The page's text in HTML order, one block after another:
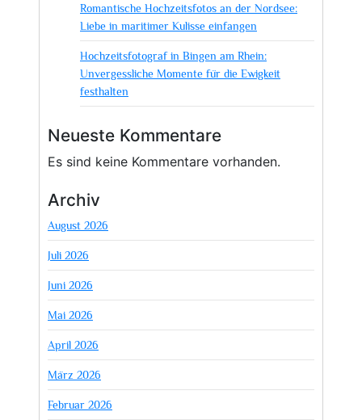
Romantische Hochzeitsfotos an der Nordsee:
Liebe in maritimer Kulisse einfangen
Hochzeitsfotograf in Bingen am Rhein:
Unvergessliche Momente für die Ewigkeit
festhalten
Neueste Kommentare
Es sind keine Kommentare vorhanden.
Archiv
August 2026
Juli 2026
Juni 2026
Mai 2026
April 2026
März 2026
Februar 2026